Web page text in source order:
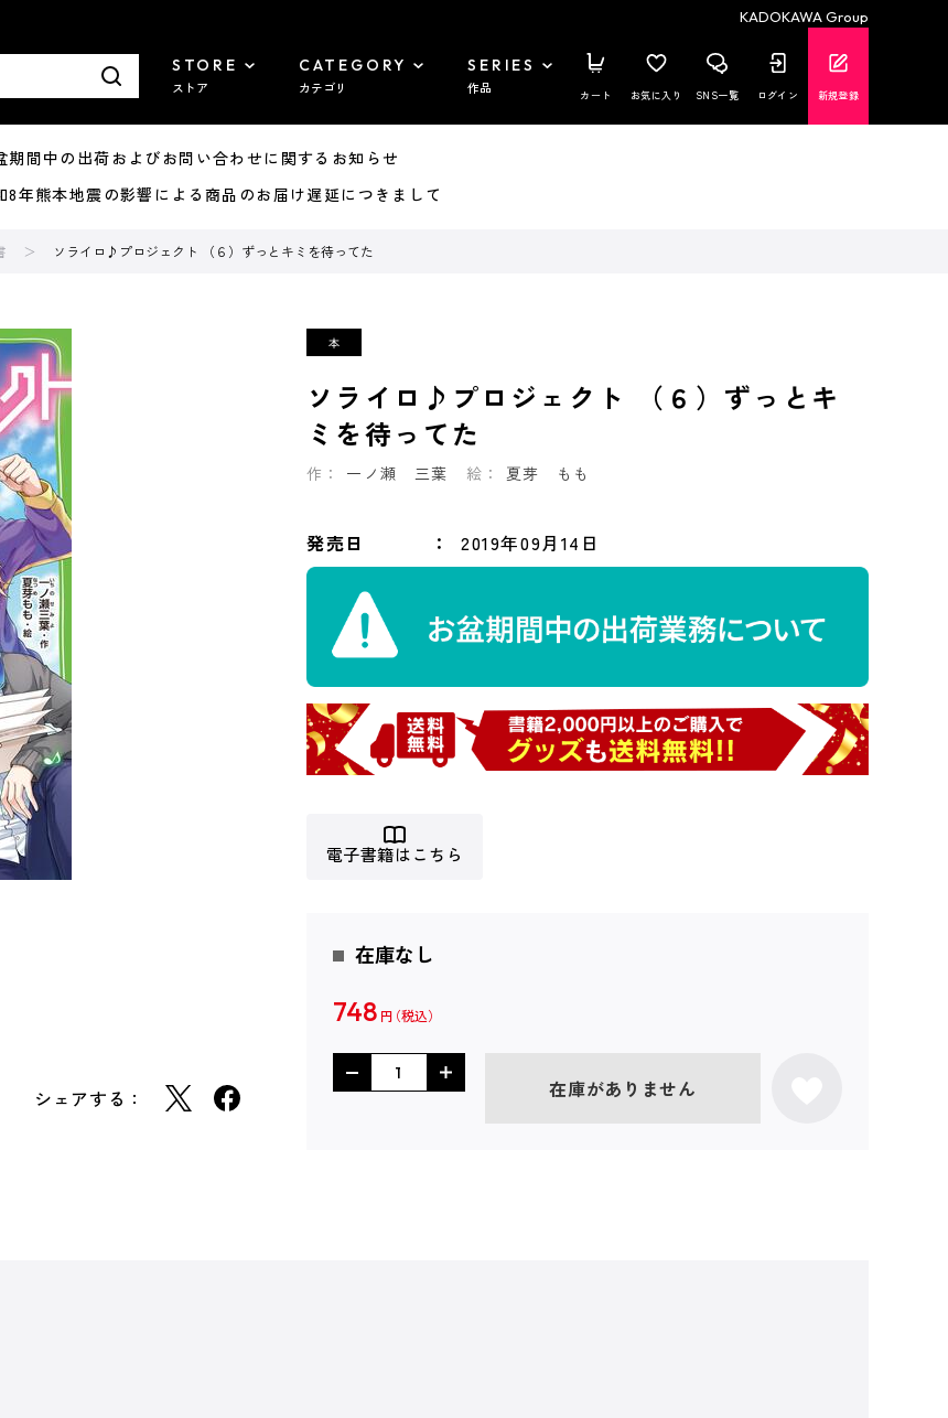
KADOKAWA Group
STORE
ストア
CATEGORY
カテゴリ
SERIES
作品 カート お気に入り SNS一覧 ログイン 新規登録
間中の出荷およびお問い合わせに関するお知らせ
熊本地震の影響による商品のお届け遅延につきまして
ソライロ♪プロジェクト （６）ずっとキミを待ってた
シェアする：
ソライロ♪プロジェクト （６）ずっとキ
ミを待ってた
作： 一ノ瀬 三葉 絵： 夏芽 もも
発売日 2019年09月14日
電子書籍はこちら
在庫なし
748 円
在庫がありません